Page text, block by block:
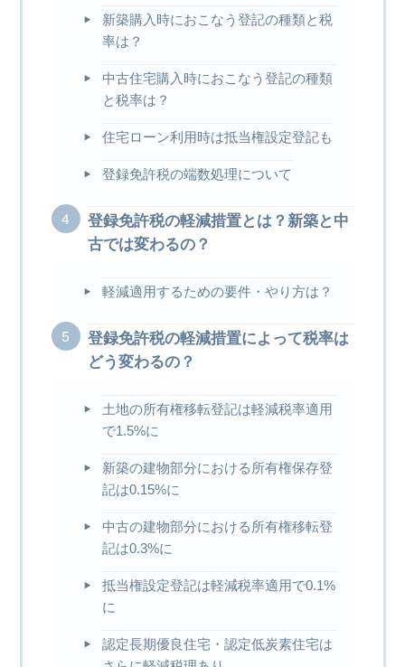
新築購入時におこなう登記の種類と税
率は？
中古住宅購入時におこなう登記の種類
と税率は？
住宅ローン利用時は抵当権設定登記も
登録免許税の端数処理について
登録免許税の軽減措置とは？新築と中
古では変わるの？
軽減適用するための要件・やり方は？
登録免許税の軽減措置によって税率は
どう変わるの？
土地の所有権移転登記は軽減税率適用
で1.5%に
新築の建物部分における所有権保存登
記は0.15%に
中古の建物部分における所有権移転登
記は0.3%に
抵当権設定登記は軽減税率適用で0.1%
に
認定長期優良住宅・認定低炭素住宅は